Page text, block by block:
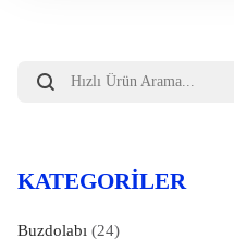
search
KATEGORILER
Buzdolabı (24)